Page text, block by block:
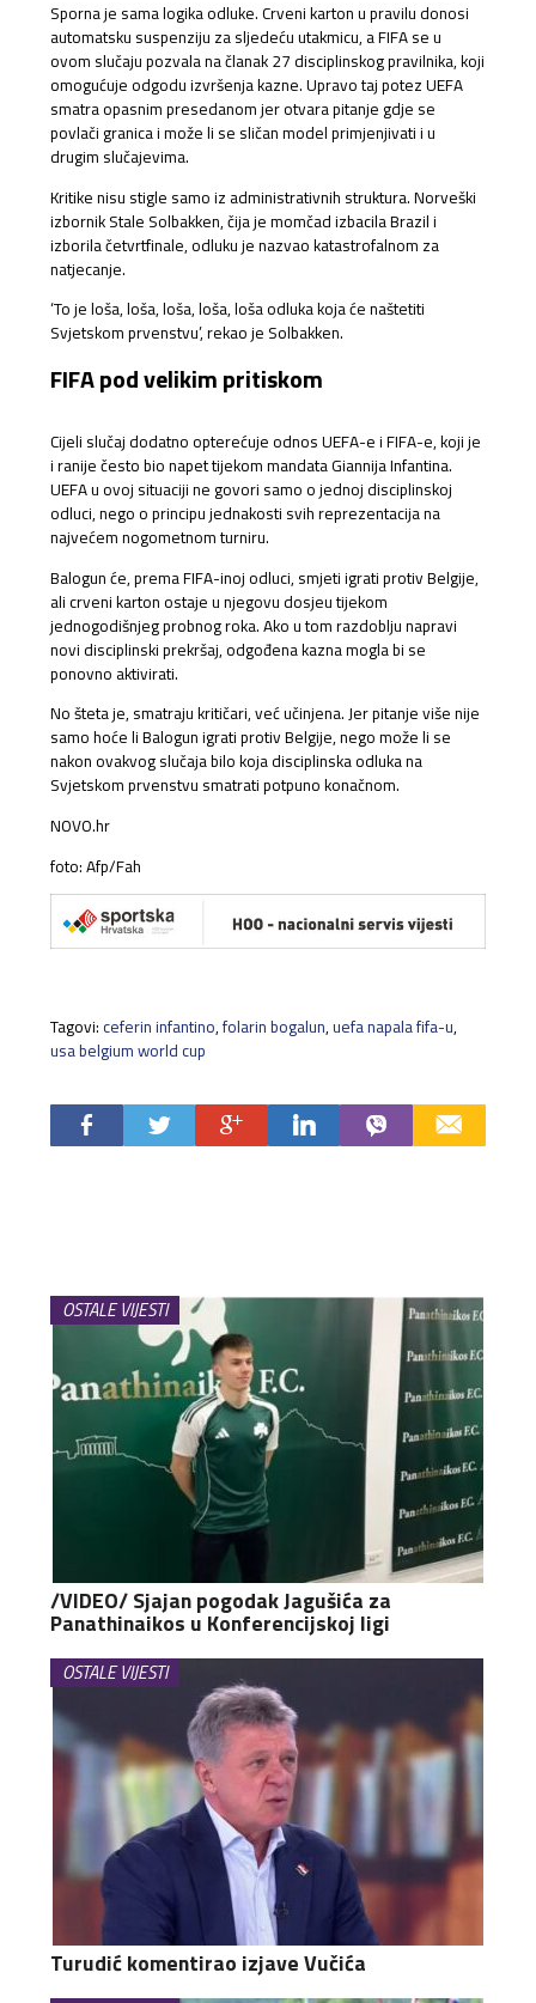
Sporna je sama logika odluke. Crveni karton u pravilu donosi
automatsku suspenziju za sljedeću utakmicu, a FIFA se u
ovom slučaju pozvala na članak 27 disciplinskog pravilnika, koji
omogućuje odgodu izvršenja kazne. Upravo taj potez UEFA
smatra opasnim presedanom jer otvara pitanje gdje se
povlači granica i može li se sličan model primjenjivati i u
drugim slučajevima.
Kritike nisu stigle samo iz administrativnih struktura. Norveški
izbornik Stale Solbakken, čija je momčad izbacila Brazil i
izborila četvrtfinale, odluku je nazvao katastrofalnom za
natjecanje.
‘To je loša, loša, loša, loša, loša odluka koja će naštetiti
Svjetskom prvenstvu’, rekao je Solbakken.
FIFA pod velikim pritiskom
Cijeli slučaj dodatno opterećuje odnos UEFA-e i FIFA-e, koji je
i ranije često bio napet tijekom mandata Giannija Infantina.
UEFA u ovoj situaciji ne govori samo o jednoj disciplinskoj
odluci, nego o principu jednakosti svih reprezentacija na
najvećem nogometnom turniru.
Balogun će, prema FIFA-inoj odluci, smjeti igrati protiv Belgije,
ali crveni karton ostaje u njegovu dosjeu tijekom
jednogodišnjeg probnog roka. Ako u tom razdoblju napravi
novi disciplinski prekršaj, odgođena kazna mogla bi se
ponovno aktivirati.
No šteta je, smatraju kritičari, već učinjena. Jer pitanje više nije
samo hoće li Balogun igrati protiv Belgije, nego može li se
nakon ovakvog slučaja bilo koja disciplinska odluka na
Svjetskom prvenstvu smatrati potpuno konačnom.
NOVO.hr
foto: Afp/Fah
Tagovi: ceferin infantino,folarin bogalun,uefa napala fifa-u,
usa belgium world cup
OSTALE VIJESTI
/VIDEO/ Sjajan pogodak Jagušića za
Panathinaikos u Konferencijskoj ligi
OSTALE VIJESTI
Turudić komentirao izjave Vučića